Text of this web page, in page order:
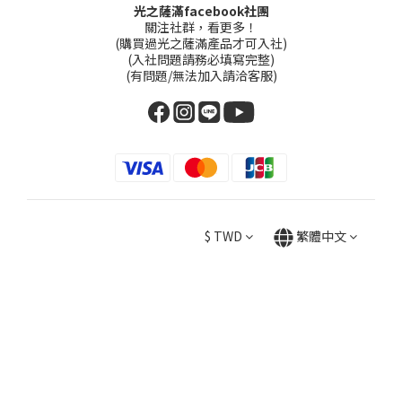
光之薩滿facebook社團
關注社群，看更多！
(購買過光之薩滿產品才可入社)
(入社問題請務必填寫完整)
(有問題/無法加入請洽客服)
$ TWD 繁體中文